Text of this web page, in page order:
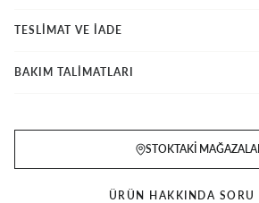
TESLİMAT VE İADE
BAKIM TALİMATLARI
STOKTAKI
ÜRÜN HAKKINDA SORU